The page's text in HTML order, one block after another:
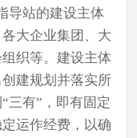
导站的建设主体
大企业集团、大
织等。建设主体
建规划并落实所
三有”，即有固定
运作经费，以确